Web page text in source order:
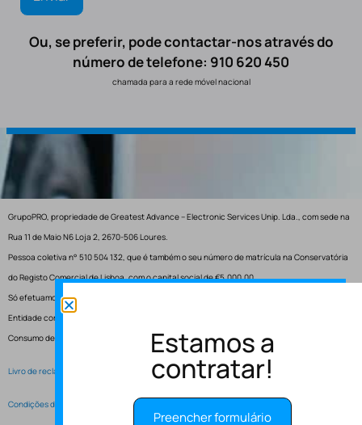
Ou, se preferir, pode contactar-nos através do
número de telefone: 910 620 450
chamada para a rede móvel nacional
GrupoPRO, propriedade de Greatest Advance – Electronic Services Unip. Lda., com sede na
Rua 11 de Maio N6 Loja 2, 2670-506 Loures.
Pessoa coletiva n° 510 504 132, que é também o seu número de matrícula na Conservatória
do Registo Comercial de Lisboa, com o capital social de €5.000,00.
Só efetuamos entregas em Portugal.
Entidade competente para resolução de conflitos – Centro de Arbitragem de Conflitos de
Consumo de Lisboa.
Livro de reclamações electrónico
Condições de Serviço
Estamos a
contratar!
Preencher formulário